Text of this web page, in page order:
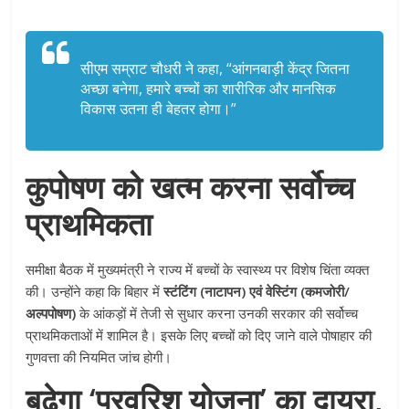
सीएम सम्राट चौधरी ने कहा,“आंगनबाड़ी केंद्र जितना
अच्छा बनेगा, हमारे बच्चों का शारीरिक और मानसिक
विकास उतना ही बेहतर होगा।”
कुपोषण को खत्म करना सर्वोच्च
प्राथमिकता
समीक्षा बैठक में मुख्यमंत्री ने राज्य में बच्चों के स्वास्थ्य पर विशेष चिंता व्यक्त
की। उन्होंने कहा कि बिहार मेंस्टंटिंग (नाटापन) एवं वेस्टिंग (कमजोरी/
अल्पपोषण)के आंकड़ों में तेजी से सुधार करना उनकी सरकार की सर्वोच्च
प्राथमिकताओं में शामिल है। इसके लिए बच्चों को दिए जाने वाले पोषाहार की
गुणवत्ता की नियमित जांच होगी।
बढ़ेगा ‘परवरिश योजना’ का दायरा,